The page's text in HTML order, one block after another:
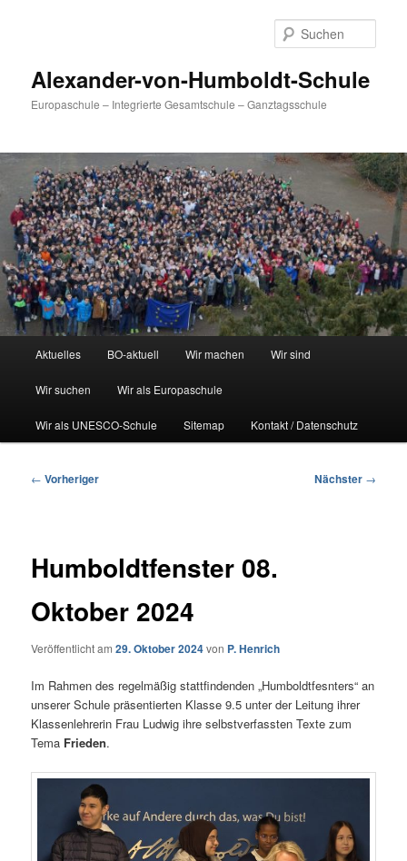
Alexander-von-Humboldt-Schule
Europaschule – Integrierte Gesamtschule – Ganztagsschule
Aktuelles BO-aktuell Wir machen Wir sind
Wir suchen Wir als Europaschule
Wir als UNESCO-Schule Sitemap Kontakt / Datenschutz
Beitragsnavigation
← Vorheriger Nächster →
Humboldtfenster 08.
Oktober 2024
Veröffentlicht am29. Oktober 2024von P. Henrich
Im Rahmen des regelmäßig stattfindenden „Humboldtfesnters“ an
unserer Schule präsentierten Klasse 9.5 unter der Leitung ihrer
Klassenlehrerin Frau Ludwig ihre selbstverfassten Texte zum
Tema Frieden.